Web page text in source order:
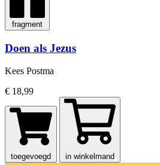
fragment
Doen als Jezus
Kees Postma
€ 18,99
toegevoegd in winkelmand